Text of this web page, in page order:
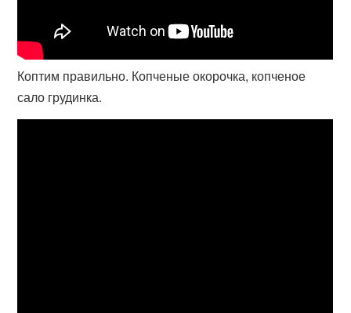
Коптим правильно. Копченые окорочка, копченое
сало грудинка.